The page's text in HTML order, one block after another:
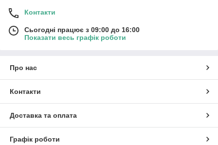
Контакти
Сьогодні працює з 09:00 до 16:00
Показати весь графік роботи
Про нас
Контакти
Доставка та оплата
Графік роботи